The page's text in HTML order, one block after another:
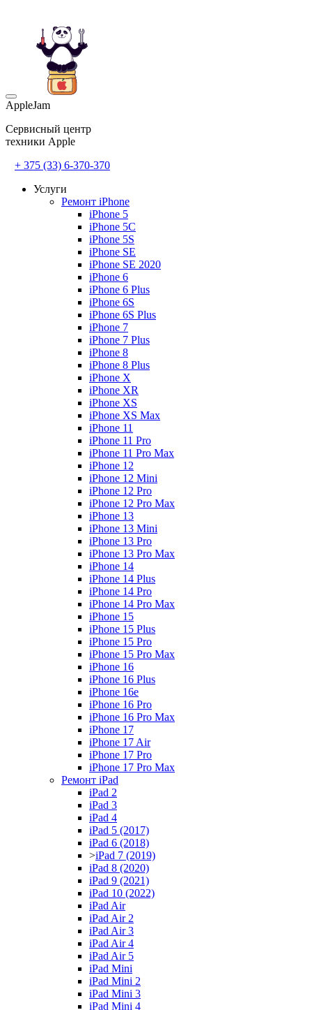
AppleJam
Сервисный центр
техники Apple
+ 375 (33) 6-370-370
Услуги
Ремонт iPhone
iPhone 5
iPhone 5C
iPhone 5S
iPhone SE
iPhone SE 2020
iPhone 6
iPhone 6 Plus
iPhone 6S
iPhone 6S Plus
iPhone 7
iPhone 7 Plus
iPhone 8
iPhone 8 Plus
iPhone X
iPhone XR
iPhone XS
iPhone XS Max
iPhone 11
iPhone 11 Pro
iPhone 11 Pro Max
iPhone 12
iPhone 12 Mini
iPhone 12 Pro
iPhone 12 Pro Max
iPhone 13
iPhone 13 Mini
iPhone 13 Pro
iPhone 13 Pro Max
iPhone 14
iPhone 14 Plus
iPhone 14 Pro
iPhone 14 Pro Max
iPhone 15
iPhone 15 Plus
iPhone 15 Pro
iPhone 15 Pro Max
iPhone 16
iPhone 16 Plus
iPhone 16e
iPhone 16 Pro
iPhone 16 Pro Max
iPhone 17
iPhone 17 Air
iPhone 17 Pro
iPhone 17 Pro Max
Ремонт iPad
iPad 2
iPad 3
iPad 4
iPad 5 (2017)
iPad 6 (2018)
>iPad 7 (2019)
iPad 8 (2020)
iPad 9 (2021)
iPad 10 (2022)
iPad Air
iPad Air 2
iPad Air 3
iPad Air 4
iPad Air 5
iPad Mini
iPad Mini 2
iPad Mini 3
iPad Mini 4